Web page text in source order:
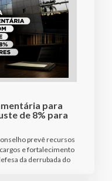
para
de 8% para
prevê recursos
e fortalecimento
da derrubada do